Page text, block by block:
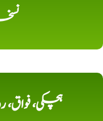
ہچکی، فواق،